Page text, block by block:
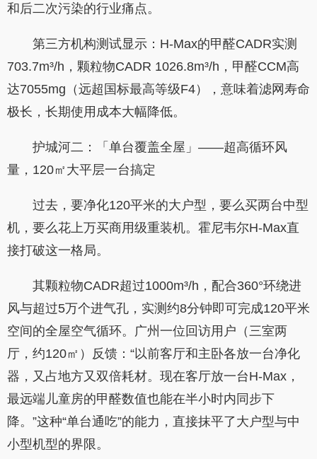
和后二次污染的行业痛点。
第三方机构测试显示：H-Max的甲醛CADR实测
703.7m³/h，颗粒物CADR 1026.8m³/h，甲醛CCM高
达7055mg（远超国标最高等级F4），意味着滤网寿命
极长，长期使用成本大幅降低。
护城河二：「单台覆盖全屋」——超高循环风
量，120㎡大平层一台搞定
过去，要净化120平米的大户型，要么买两台中型
机，要么花上万买商用级重装机。霍尼韦尔H-Max直
接打破这一格局。
其颗粒物CADR超过1000m³/h，配合360°环绕进
风与超过5万个进气孔，实测约8分钟即可完成120平米
空间的全屋空气循环。广州一位回访用户（三室两
厅，约120㎡）反馈：“以前客厅和主卧各放一台净化
器，又占地方又双倍耗材。现在客厅放一台H-Max，
最远端儿童房的甲醛数值也能在半小时内同步下
降。”这种“单台通吃”的能力，直接抹平了大户型与中
小型机型的界限。